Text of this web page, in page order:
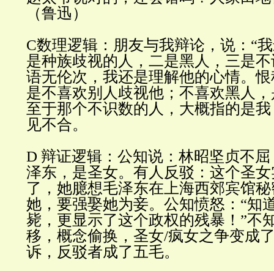
（鲁迅 ）
C数理逻辑：朋友与我辩论，说： “
是种族歧视的人，二是黑人，三是
语无伦次，我还是理解他的心情。
是不喜欢别人歧视他；不喜欢黑人
至于那个不识数的人，大概指的是
见不合。
D 辩证逻辑：公知说：林昭坚贞不
泽东，是圣女。有人反驳：这个圣
了，她臆想毛泽东在上海西郊宾馆
她，要强娶她为妾。公知愤怒： “知
毙，更显示了这个政权的残暴！ ”不
移，概念偷换，圣女/疯女之争变成
诉，反驳者成了五毛。